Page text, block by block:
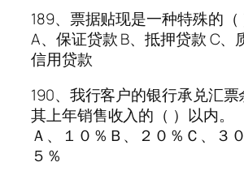
189、票据贴现是一种特殊的（
A、保证贷款 B、抵押贷款 C、
信用贷款
190、我行客户的银行承兑汇
其上年销售收入的（ ）以内。
Ａ、１０％Ｂ、２０％Ｃ、３
５％